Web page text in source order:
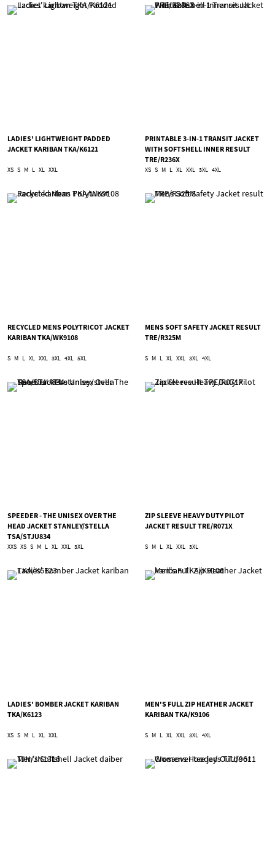
LADIES' LIGHTWEIGHT PADDED
JACKET KARIBAN TKA/K6121
XS S M L XL XXL
PRINTABLE 3-IN-1 TRANSIT JACKET
WITH SOFTSHELL INNER RESULT
TRE/R236X
XS S M L XL XXL 3XL 4XL
RECYCLED MENS POLYTRICOT JACKET
KARIBAN TKA/WK9108
S M L XL XXL 3XL 4XL 5XL
MENS SOFT SAFETY JACKET RESULT
TRE/R325M
S M L XL XXL 3XL 4XL
SPEEDER - THE UNISEX OVER THE
HEAD JACKET STANLEY/STELLA
TSA/STJU834
XXS XS S M L XL XXL 3XL
ZIP SLEEVE HEAVY DUTY PILOT
JACKET RESULT TRE/R071X
S M L XL XXL 3XL
LADIES' BOMBER JACKET KARIBAN
TKA/K6123
XS S M L XL XXL
MEN'S FULL ZIP HEATHER JACKET
KARIBAN TKA/K9106
S M L XL XXL 3XL 4XL